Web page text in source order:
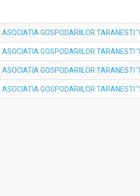
ASOCIATIA GOSPODARIILOR TARANESTI
ASOCIATIA GOSPODARIILOR TARANESTI
ASOCIATIA GOSPODARIILOR TARANESTI
ASOCIATIA GOSPODARIILOR TARANESTI